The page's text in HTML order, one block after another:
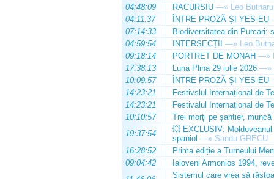
04:48:09
RACURSIU —» Leo Butnaru
04:11:37
ÎNTRE PROZĂ ȘI YES-EU
07:14:33
Biodiversitatea din Purcari:
04:59:54
INTERSECȚII —» Leo
09:18:14
PORTRET DE MONAH —»
17:38:13
Luna Plina 29 iulie 2026 —»
10:09:57
ÎNTRE PROZĂ ȘI YES-EU
14:23:21
Festivslul Internațional de
14:23:21
Festivalul Internațional de
10:10:57
Trei morți pe șantier, muncă
19:37:54
💥 EXCLUSIV:
spaniol —» Sandu GRECU
16:28:52
Prima ediție a Turneului
09:04:42
Ialoveni Armonios 1994,
Sistemul care vrea să